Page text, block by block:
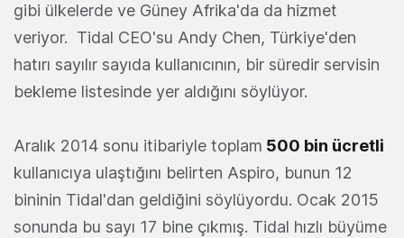
gibi ülkelerde ve Güney Afrika'da da hizmet
veriyor. Tidal CEO'su Andy Chen, Türkiye'den
hatırı sayılır sayıda kullanıcının, bir süredir servisin
bekleme listesinde yer aldığını söylüyor.
Aralık 2014 sonu itibariyle toplam 500 bin ücretli
kullanıcıya ulaştığını belirten Aspiro, bunun 12
bininin Tidal'dan geldiğini söylüyordu. Ocak 2015
sonunda bu sayı 17 bine çıkmış. Tidal hızlı büyüme